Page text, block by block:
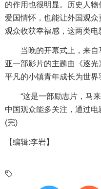
的作用也很明显。历史人
爱国情怀，也能让外国观
观众收获幸福感，这两类电
当晚的开幕式上，来自
亚一部影片的主题曲《逐
平凡的小镇青年成长为世界
“这是一部励志片，马来
中国观众能多关注，通过电
(完)
【编辑:李岩】